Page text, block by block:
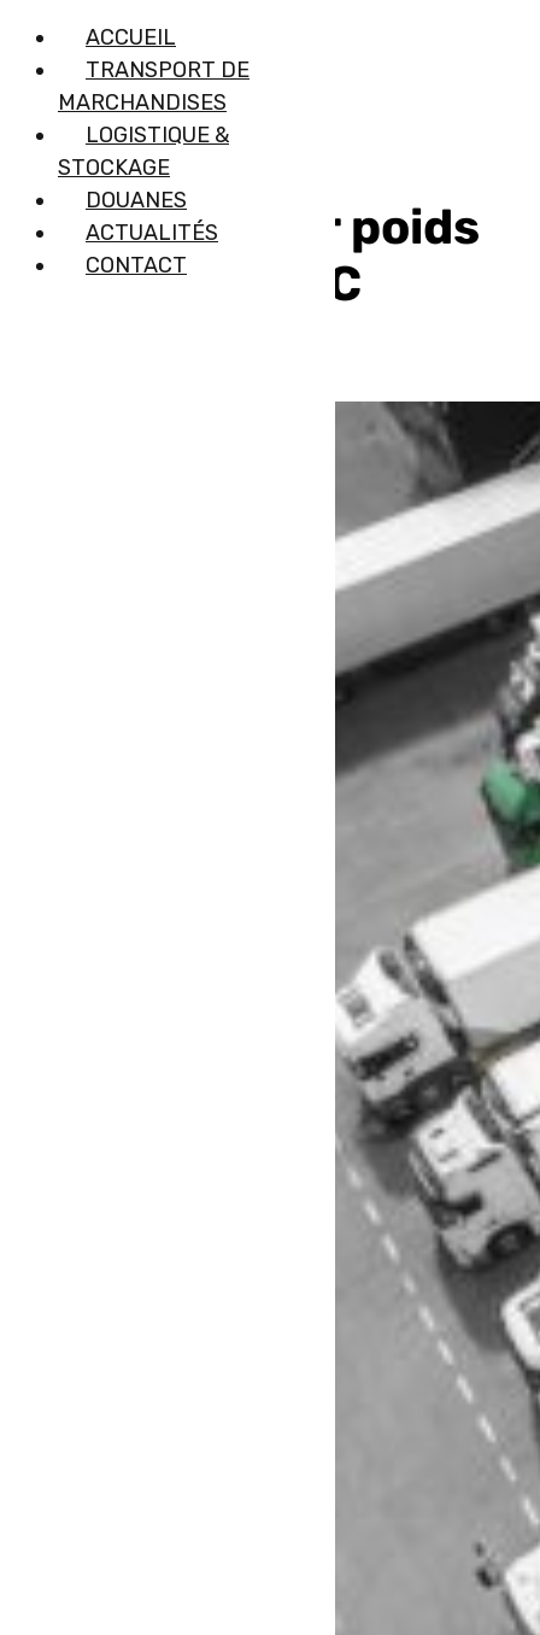
Transport par poids
lourd avec TLC
ACCUEIL
TRANSPORT DE
MARCHANDISES
LOGISTIQUE &
STOCKAGE
DOUANES
ACTUALITÉS
CONTACT